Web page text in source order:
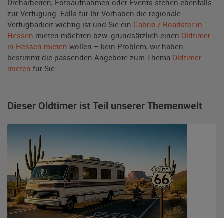
zur Verfügung. Falls für Ihr Vorhaben die regionale
Verfügbarkeit wichtig ist und Sie ein Cabrio / Roadster in
Hessen mieten möchten bzw. grundsätzlich einen Oldtimer
in Hessen mieten wollen – kein Problem, wir haben
bestimmt die passenden Angebote zum Thema Oldtimer
mieten für Sie.
Dieser Oldtimer ist Teil unserer Themenwelt